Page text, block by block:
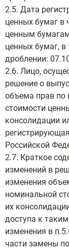
2.5. Дата
ценных бумаг в
ценным
ценных бумаг,
дроблении:
2.6. Лицо,
решение о
объема прав по
стоимости
консолидации
Российской
2.7. Краткое
изменений в
изменения
номинальной
их
доступа к
изменения в
части замены